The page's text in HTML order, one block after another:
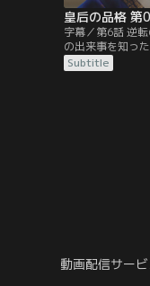
皇后の品格 第
字幕／第6話 逆
の出来事を知っ
送りたくなけれ
クを脅す。一方
Subtitle
動画配信サー